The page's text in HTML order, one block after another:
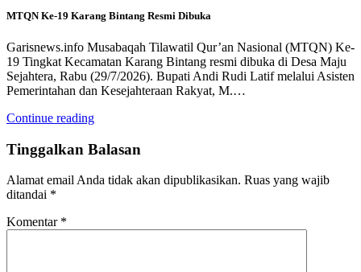
MTQN Ke-19 Karang Bintang Resmi Dibuka
Garisnews.info Musabaqah Tilawatil Qur’an Nasional (MTQN) Ke-
19 Tingkat Kecamatan Karang Bintang resmi dibuka di Desa Maju
Sejahtera, Rabu (29/7/2026). Bupati Andi Rudi Latif melalui Asisten
Pemerintahan dan Kesejahteraan Rakyat, M.…
Continue reading
Tinggalkan Balasan
Alamat email Anda tidak akan dipublikasikan. Ruas yang wajib
ditandai *
Komentar *